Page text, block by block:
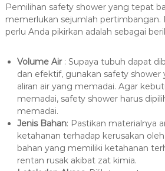
Pemilihan safety shower yang tepat
memerlukan sejumlah pertimbangan.
perlu Anda pikirkan adalah sebagai
Volume Air: Supaya tubuh dapat
dan efektif, gunakan safety
aliran air yang memadai. Agar
memadai, safety shower harus
memadai.
Jenis Bahan: Pastikan materialnya
ketahanan terhadap kerusakan
bahan yang memiliki ketahanan
rentan rusak akibat zat kimia.